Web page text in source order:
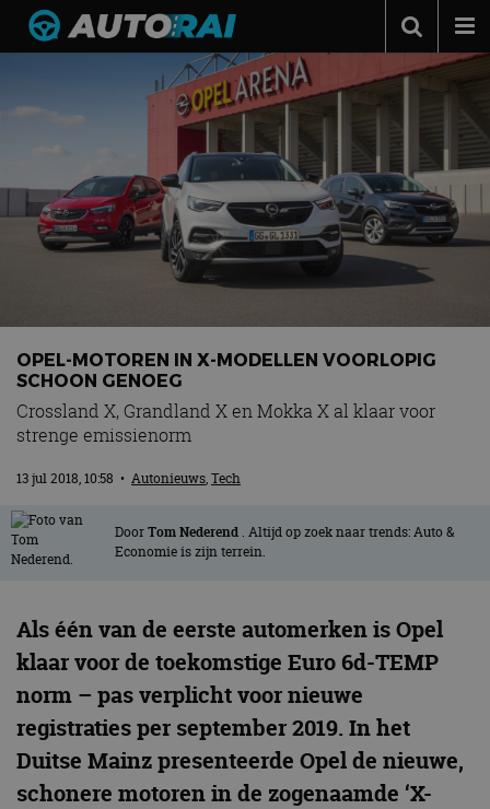
Podcast
Automerken
Adverteren
MotorRAI.nl
OPEL-MOTOREN IN X-MODELLEN VOORLOPIG
SCHOON GENOEG
Crossland X, Grandland X en Mokka X al klaar voor
strenge emissienorm
13 jul 2018, 10:58 • Autonieuws,Tech
DoorTom Nederend . Altijd op zoek naar trends: Auto &
Economie is zijn terrein.
Als één van de eerste automerken is Opel
klaar voor de toekomstige Euro 6d-TEMP
norm – pas verplicht voor nieuwe
registraties per september 2019. In het
Duitse Mainz presenteerde Opel de nieuwe,
schonere motoren in de zogenaamde ‘X-